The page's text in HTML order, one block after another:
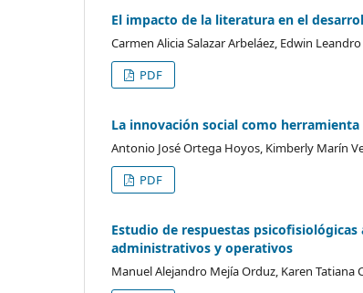
El impacto de la literatura en el
Carmen Alicia Salazar Arbeláez, Edwin
PDF
La innovación social como
Antonio José Ortega Hoyos, Kimberly Marín
PDF
Estudio de respuestas
administrativos y operativos
Manuel Alejandro Mejía Orduz, Karen Tatiana